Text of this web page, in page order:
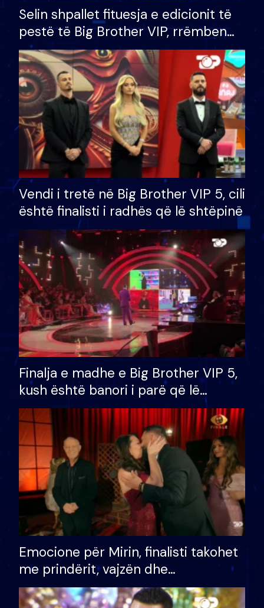
Selin shpallet fituesja e edicionit të
pestë të Big Brother VIP, rrëmben
çmimin e madh prej 100 mijë eurosh
Vendi i tretë në Big Brother VIP 5, cili
është finalisti i radhës që lë shtëpinë
Finalja e madhe e Big Brother VIP 5,
kush është banori i parë që lë
shtëpinë dhe humb mundësinë për
të fituar çmimin e madh
Emocione për Mirin, finalisti takohet
me prindërit, vajzën dhe
bashkëshorten: S’kemi ndonjë letër
divorci apo jo?